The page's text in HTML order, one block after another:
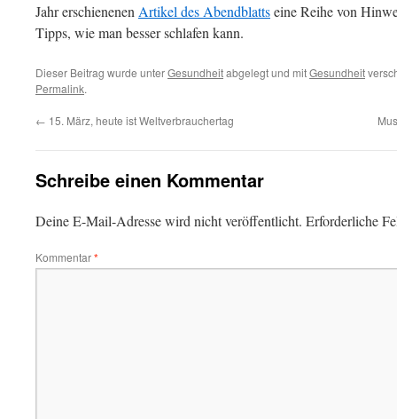
Jahr erschienenen Artikel des Abendblattseine Reihe von
Tipps, wie man besser schlafen kann.
Dieser Beitrag wurde unterGesundheitabgelegt und mitGesundheit
Permalink.
← 15. März, heute ist Weltverbrauchertag
Schreibe einen Kommentar
Deine E-Mail-Adresse wird nicht veröffentlicht. Erforderliche
Kommentar*